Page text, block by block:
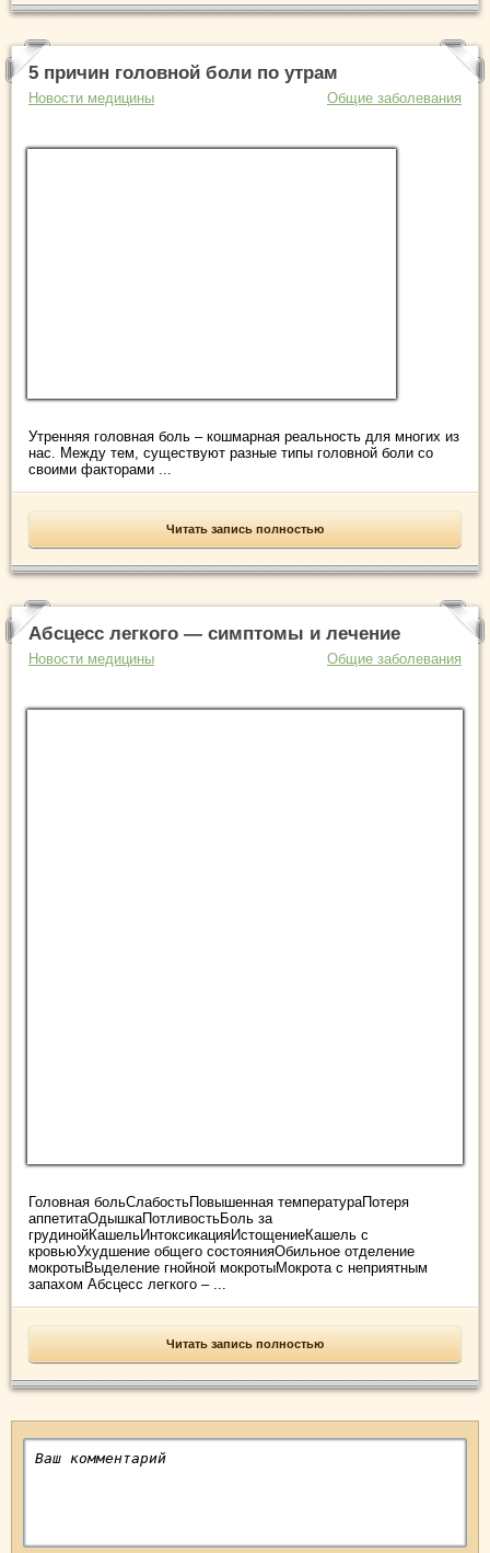
5 причин головной боли по утрам
Новости медицины Общие заболевания
Утренняя головная боль – кошмарная реальность для многих из
нас. Между тем, существуют разные типы головной боли со
своими факторами ...
Читать запись полностью
Абсцесс легкого — симптомы и лечение
Новости медицины Общие заболевания
Головная больСлабостьПовышенная температураПотеря
аппетитаОдышкаПотливостьБоль за
грудинойКашельИнтоксикацияИстощениеКашель с
кровьюУхудшение общего состоянияОбильное отделение
мокротыВыделение гнойной мокротыМокрота с неприятным
запахом Абсцесс легкого – ...
Читать запись полностью